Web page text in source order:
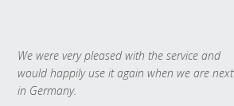
We were very pleased with the service and
would happily use it again when we are next
in Germany.